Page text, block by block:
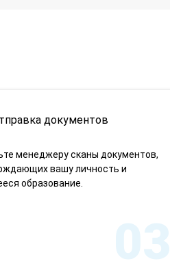
документов
менеджеру сканы документов,
вашу личность и
образование.
03